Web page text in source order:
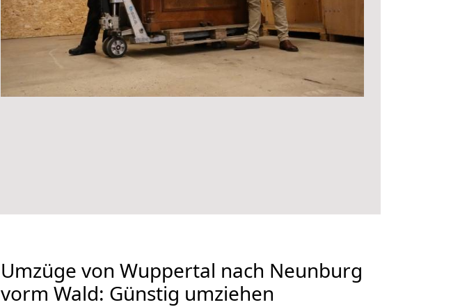
Umzüge von Wuppertal nach Neunburg
vorm Wald: Günstig umziehen